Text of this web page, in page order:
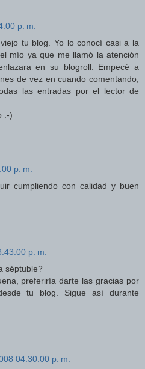
p. m.
tu blog. Yo lo conocí casi a la
mío ya que me llamó la atención
en su blogroll. Empecé a
de vez en cuando comentando,
las entradas por el lector de
:-)
p. m.
cumpliendo con calidad y buen
p. m.
séptuble?
preferiría darte las gracias por
tu blog. Sigue así durante
04:30:00 p. m.